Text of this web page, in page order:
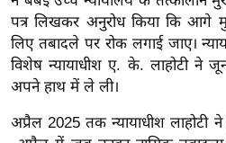
टे
क्नॉ
लॉ
जी
ब्यू
टी
पत्र लिखकर अनुरोध किया कि
लिए तबादले पर रोक लगाई जाए।
विशेष न्यायाधीश ए. के. लाहोटी ने
अपने हाथ में ले ली।
अप्रैल 2025 तक न्यायाधीश लाहोटी